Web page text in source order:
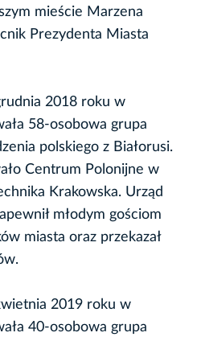
mieście Marzena
Prezydenta Miasta
2018 roku w
58-osobowa grupa
polskiego z Białorusi.
Centrum Polonijne w
Krakowska. Urząd
młodym gościom
miasta oraz przekazał
2019 roku w
40-osobowa grupa